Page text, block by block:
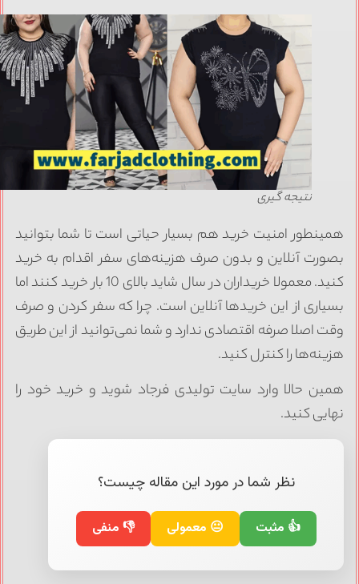
نتیجه گیری
امنیت خرید هم بسیار حیاتی است تا شما بتوانید
آنلاین و بدون صرف هزینه‌های سفر اقدام به خرید
کنید. معمولا خریداران در سال شاید بالای 10 بار خرید کنند اما
از این خریدها آنلاین است. چرا که سفر کردن و صرف
اصلا صرفه اقتصادی ندارد و شما نمی‌توانید از این طریق
را کنترل کنید.
حالا وارد سایت تولیدی فرجاد شوید و خرید خود را
کنید.
نظر شما در مورد این مقاله چیست؟
👍 مثبت 😐 معمولی 👎 منفی